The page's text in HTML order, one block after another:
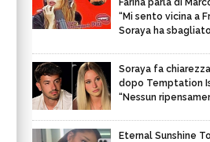
Farina parla di
“Mi sento vicina a
Soraya ha
Soraya fa
dopo Temptation
“Nessun
Eternal Sunshine